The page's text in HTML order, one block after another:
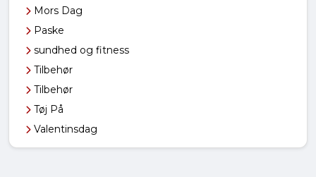
Mors Dag
Paske
sundhed og fitness
Tilbehør
Tilbehør
Tøj På
Valentinsdag